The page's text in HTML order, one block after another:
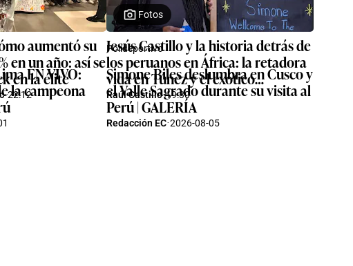
aumentó su
en un año: así se
en la élite
·22:12
Fútbol Peruano
Jesús Castillo y la historia detrás de
los peruanos en África: la retadora
vida en Túnez y el exótico
trampolín a Europa
Raúl Castillo·19:30
EN VIVO:
la campeona
Fotos
Polideportivo
Simone Biles deslumbra en Cusco y
el Valle Sagrado durante su visita al
Perú | GALERÍA
Redacción EC·2026-08-05